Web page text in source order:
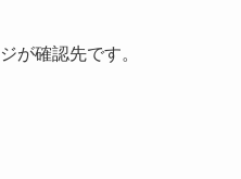
が確認先です。